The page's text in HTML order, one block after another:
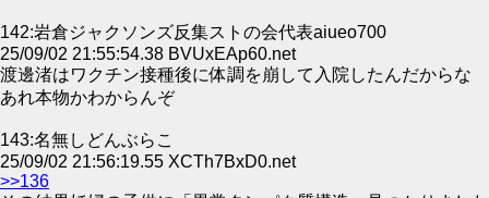
142:岩倉ジャクソンズ反集ストの会代表aiueo700
25/09/02 21:55:54.38 BVUxEAp60.net
渡邊渚はワクチン接種後に体調を崩して入院したんだからな
あれ本物かわからんぞ
143:名無しどんぶらこ
25/09/02 21:56:19.55 XCTh7BxD0.net
>>136